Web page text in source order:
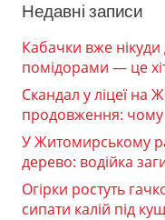
Недавні записи
Кабачки вже нікуди
помідорами — це
Скандал у ліцеї
продовження: чому
У Житомирському
дерево: водійка
Огірки ростуть
сипати калій під